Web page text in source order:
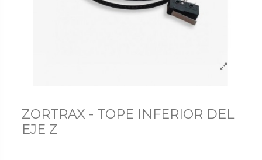
ZORTRAX - TOPE INFERIOR DEL
EJE Z